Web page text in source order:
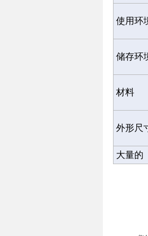
使用环
储存环
材料
外形尺
大量的